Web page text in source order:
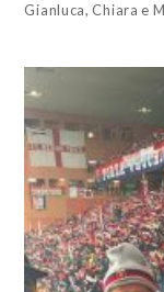
Gianluca, Chiara e